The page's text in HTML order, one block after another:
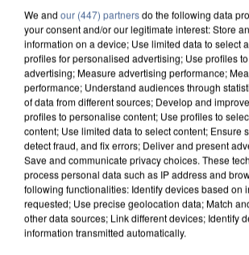
We and our (447) partnersdo the following data
your consent and/or our legitimate interest: Store
information on a device; Use limited data to select
profiles for personalised advertising; Use profiles
advertising; Measure advertising performance;
performance; Understand audiences through
of data from different sources; Develop and
profiles to personalise content; Use profiles to
content; Use limited data to select content; Ensure
detect fraud, and fix errors; Deliver and present
Save and communicate privacy choices. These
process personal data such as IP address and
following functionalities: Identify devices based on
requested; Use precise geolocation data; Match
other data sources; Link different devices; Identify
information transmitted automatically.